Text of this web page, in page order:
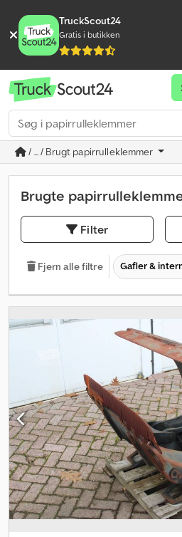
TruckScout24
Gratis i butikken
/ ... / Brugt papirrulleklemmer
Brugte
Filter
Fjern alle filtre Gafler &